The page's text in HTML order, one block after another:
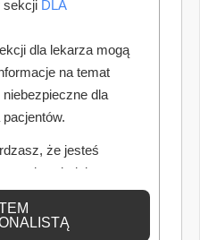
sekcji DLA
dla lekarza mogą
na temat
dla
że jesteś
odpowiednią